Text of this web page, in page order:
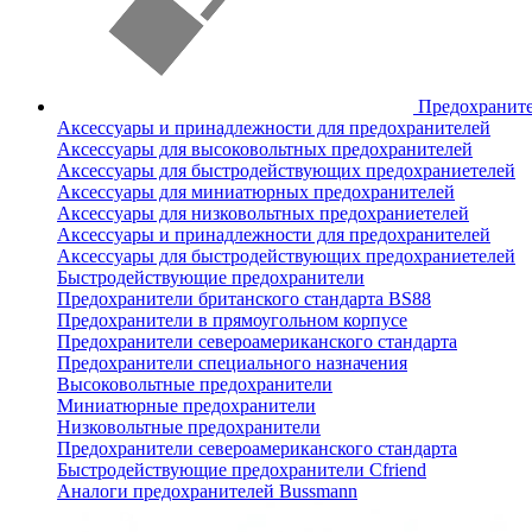
Аксессуары и принадлежности для предохранителей
Аксессуары для высоковольтных предохранителей
Аксессуары для быстродействующих предохраниетелей
Аксессуары для миниатюрных предохранителей
Аксессуары для низковольтных предохраниетелей
Аксессуары и принадлежности для предохранителей
Аксессуары для быстродействующих предохраниетелей
Быстродействующие предохранители
Предохранители британского стандарта BS88
Предохранители в прямоугольном корпусе
Предохранители североамериканского стандарта
Предохранители специального назначения
Высоковольтные предохранители
Миниатюрные предохранители
Низковольтные предохранители
Предохранители североамериканского стандарта
Быстродействующие предохранители Cfriend
Аналоги предохранителей Bussmann